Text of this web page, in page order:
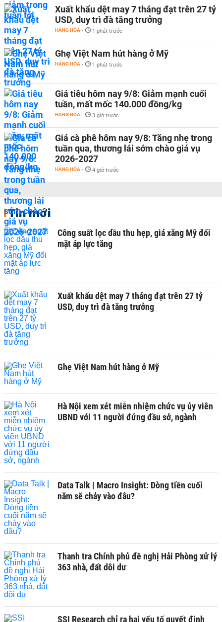
Xuất khẩu dệt may 7 tháng đạt trên 27 tỷ
USD, duy trì đà tăng trưởng
HÀNG HÓA - 1 phút trước
Ghẹ Việt Nam hút hàng ở Mỹ
HÀNG HÓA - 1 phút trước
Giá tiêu hôm nay 9/8: Giảm mạnh cuối
tuần, mất mốc 140.000 đồng/kg
HÀNG HÓA - 3 giờ trước
Giá cà phê hôm nay 9/8: Tăng nhẹ trong
tuần qua, thương lái sớm chào giá vụ
2026-2027
HÀNG HÓA - 4 giờ trước
Tin mới
Công suất lọc dầu thu hẹp, giá xăng Mỹ đối
mặt áp lực tăng
Xuất khẩu dệt may 7 tháng đạt trên 27 tỷ
USD, duy trì đà tăng trưởng
Ghẹ Việt Nam hút hàng ở Mỹ
Hà Nội xem xét miễn nhiệm chức vụ ủy viên
UBND với 11 người đứng đầu sở, ngành
Data Talk | Macro Insight: Dòng tiền cuối
năm sẽ chảy vào đâu?
Thanh tra Chính phủ đề nghị Hải Phòng xử lý
363 nhà, đất dôi dư
SSI Research chỉ ra hai yếu tố quyết định